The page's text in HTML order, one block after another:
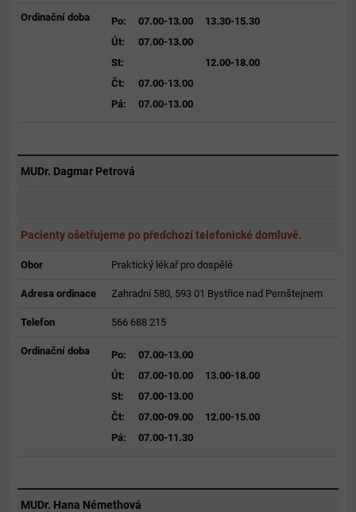
Ordinační doba Po: 07.00-13.00
13.30-15.30
Út:
07.00-13.00
St:
12.00-18.00
Čt:
07.00-13.00
Pá:
07.00-13.00
MUDr. Dagmar Petrová
Pacienty ošetřujeme po předchozí telefonické domluvě.
Obor Praktický lékař pro dospělé
Adresa ordinace Zahradní 580, 593 01 Bystřice nad Pernštejnem
Telefon 566 688 215
Ordinační doba Po:
07.00-13.00
Út:
07.00-10.00
13.00-18.00
St:
07.00-13.00
Čt:
07.00-09.00
12.00-15.00
Pá:
07.00-11.30
MUDr. Hana Némethová